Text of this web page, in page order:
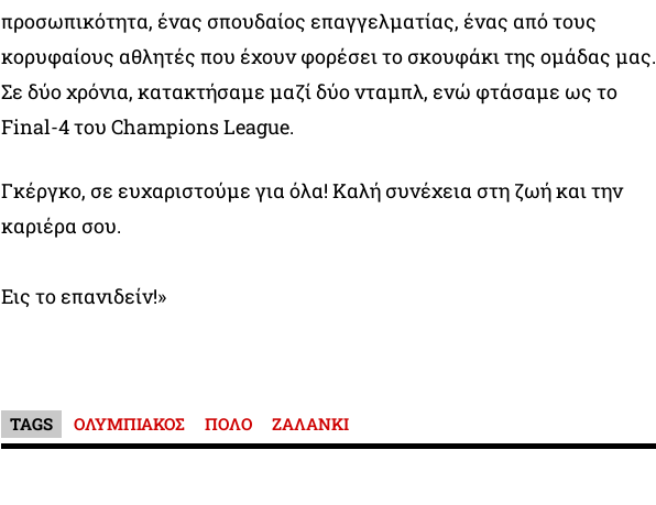
προσωπικότητα, ένας σπουδαίος επαγγελματίας, ένας από τους
κορυφαίους αθλητές που έχουν φορέσει το σκουφάκι της ομάδας μας.
Σε δύο χρόνια, κατακτήσαμε μαζί δύο νταμπλ, ενώ φτάσαμε ως το
Final-4 του Champions League.
Γκέργκο, σε ευχαριστούμε για όλα! Καλή συνέχεια στη ζωή και την
καριέρα σου.
Εις το επανιδείν!»
TAGS ΟΛΥΜΠΙΑΚΟΣ ΠΟΛΟ ΖΑΛΑΝΚΙ